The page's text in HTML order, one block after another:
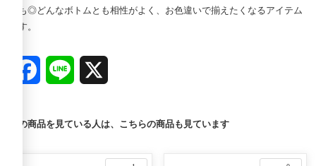
地も◎どんなボトムとも相性がよく、お色違いで揃えたくなるアイテム
です。
FacebookLine
この商品を見ている人は、こちらの商品も見ています